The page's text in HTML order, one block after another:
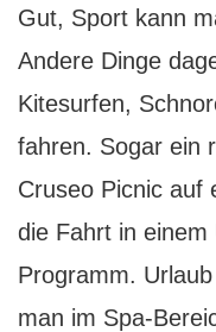
Gut, Sport kann
Andere Dinge
Kitesurfen,
fahren. Sogar ein
Cruseo Picnic auf
die Fahrt in
Programm.
man im Spa-